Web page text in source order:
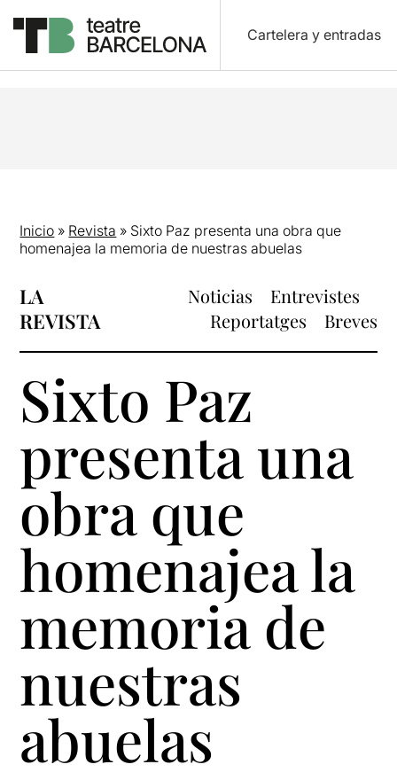
Cartelera y entradas
Inicio » Revista » Sixto Paz presenta una obra que
homenajea la memoria de nuestras abuelas
LA
REVISTA
Noticias
Entrevistes
Reportatges
Breves
Sixto Paz
presenta una
obra que
homenajea la
memoria de
nuestras
abuelas